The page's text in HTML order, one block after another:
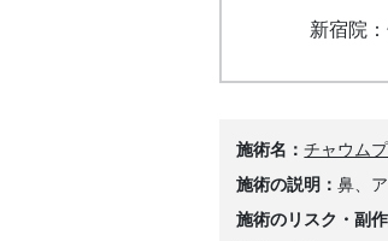
新宿院
施術名
チャウム
施術の説明
鼻、
施術のリスク・副